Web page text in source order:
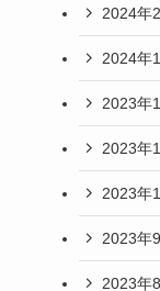
2024年
2024年
2023年
2023年
2023年
2023年
2023年